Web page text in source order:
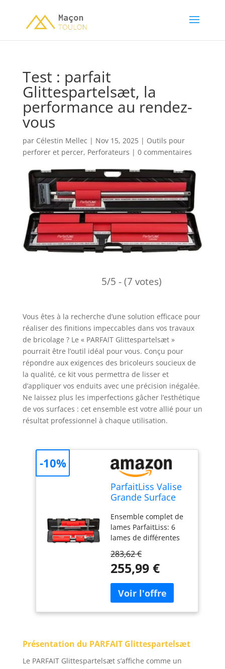
Test : parfait
Glittespartelsæt, la
performance au rendez-
vous
par Célestin Mellec | Nov 15, 2025| Outils pour
perforer et percer, Perforateurs | 0 commentaires
5/5 - (7 votes)
Vous êtes à la recherche d’une solution efficace pour
réaliser des finitions impeccables dans vos travaux
de bricolage ? Le « PARFAIT Glittespartelsæt »
pourrait être l’outil idéal pour vous. Conçu pour
répondre aux exigences des bricoleurs soucieux de
la qualité, ce kit vous permettra de lisser et
d’appliquer vos enduits avec une précision inégalée.
Ne laissez plus les imperfections gâcher l’esthétique
de vos surfaces : cet ensemble est votre allié pour un
résultat professionnel à chaque utilisation.
ParfaitLiss Valise
Grande Surface
Lames et Perche
Ensemble complet de
lames ParfaitLiss: 6
lames de différentes
60, 80 et 100 cm (Réf.
OP541025, OP541035,
OP541080, OP541100)
Perche télescopique
OP Process': 1 perche
hauteur (OP1766100)
connecteur ParfaitLiss
283,62 €
255,99 €
-10%
Présentation du PARFAIT Glittespartelsæt
Le PARFAIT Glittespartelsæt s’affiche comme un